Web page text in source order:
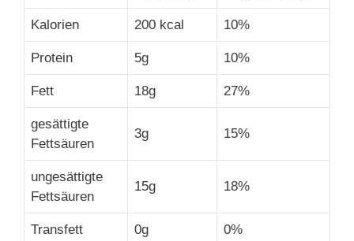
Kalorien 200 kcal 10%
Protein 5g 10%
Fett 18g 27%
gesättigte
Fettsäuren
3g 15%
ungesättigte
Fettsäuren
15g 18%
Transfett 0g 0%